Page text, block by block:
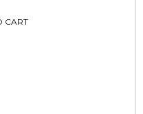
CART